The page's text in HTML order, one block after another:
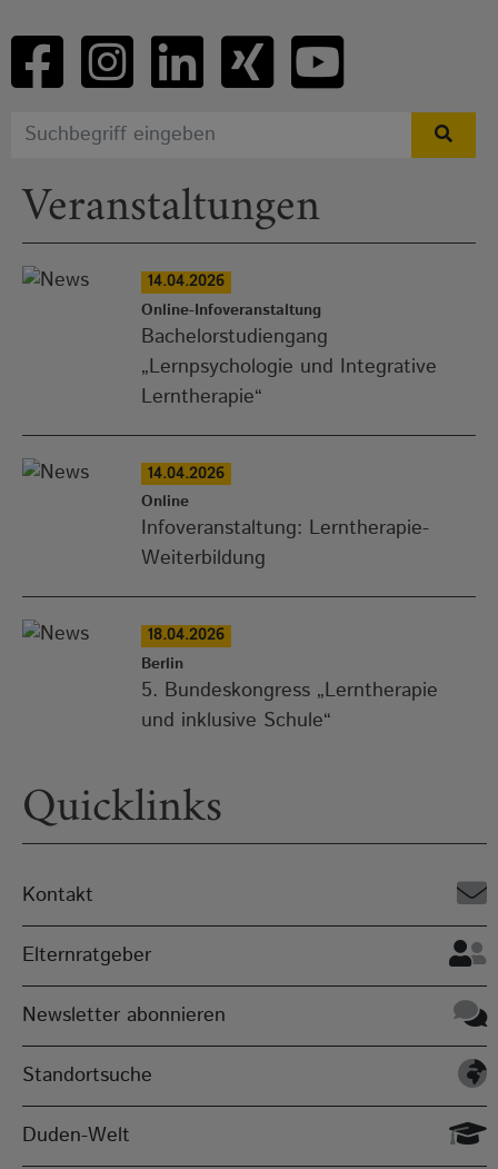
Veranstaltungen
14.04.2026
Online-Infoveranstaltung
Bachelorstudiengang
„Lernpsychologie und Integrative
Lerntherapie“
14.04.2026
Online
Infoveranstaltung: Lerntherapie-
Weiterbildung
18.04.2026
Berlin
5. Bundeskongress „Lerntherapie
und inklusive Schule“
Quicklinks
Kontakt
Elternratgeber
Newsletter abonnieren
Standortsuche
Duden-Welt